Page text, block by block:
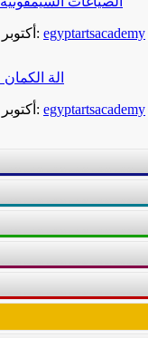
3 أكتوبر 2009 نشرها موقع: egyptartsacademy
الة
2 أكتوبر 2009 نشرها موقع: egyptartsacademy